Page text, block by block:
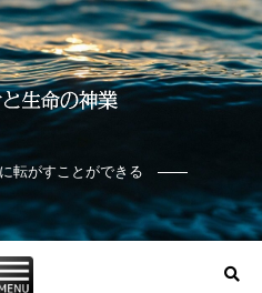
転がすことができる